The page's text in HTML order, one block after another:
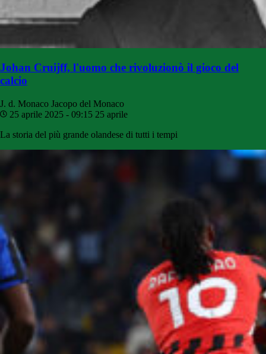
Johan Cruijff, l'uomo che rivoluzionò il gioco del
calcio
J. d. Monaco Jacopo del Monaco
25 aprile 2025 - 09:15 25 aprile
La storia del più grande olandese di tutti i tempi